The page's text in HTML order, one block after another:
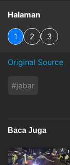
Halaman
1 2 3
Original Source
#jabar
Baca Juga